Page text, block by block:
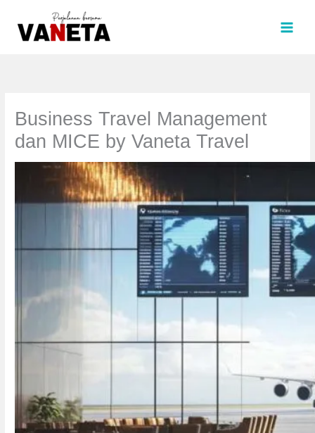
konten
Business Travel Management
dan MICE by Vaneta Travel